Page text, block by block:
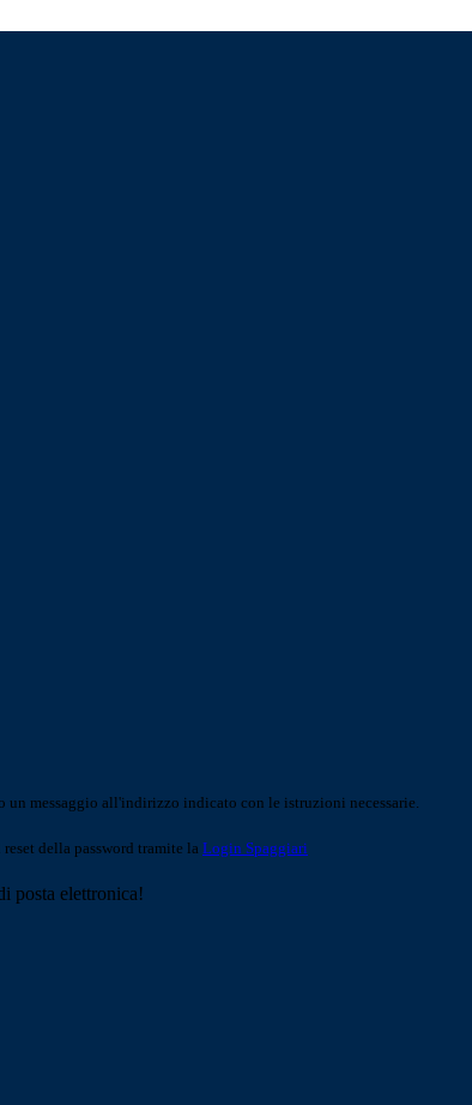
un messaggio all'indirizzo indicato con le istruzioni necessarie.
della password tramite la Login Spaggiari
posta elettronica!